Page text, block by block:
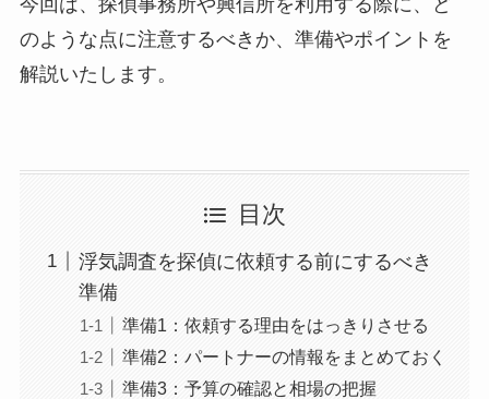
今回は、探偵事務所や興信所を利用する際に、ど
のような点に注意するべきか、準備やポイントを
解説いたします。
目次
浮気調査を探偵に依頼する前にするべき
準備
準備1：依頼する理由をはっきりさせる
準備2：パートナーの情報をまとめておく
準備3：予算の確認と相場の把握